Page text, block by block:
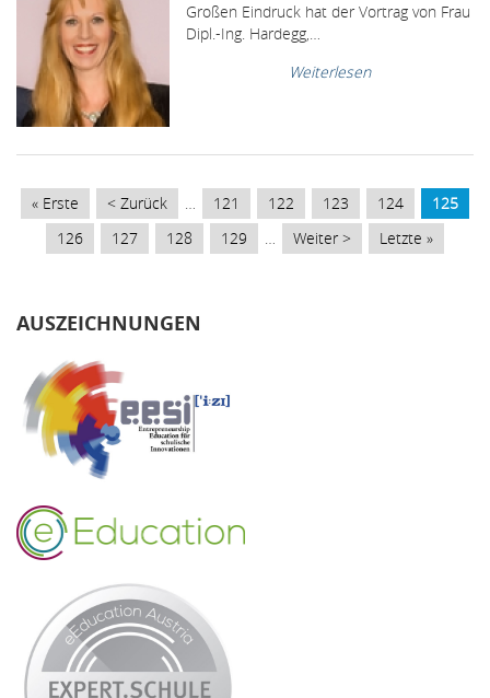
Großen Eindruck hat der Vortrag von Frau
Dipl.-Ing. Hardegg,…
Weiterlesen
SEITENNUMMERIERUNG
Erste
Seite
« Erste
Vorherige
Seite
< Zurück … Page
121 Page
122 Page
123 Page
124
Aktuelle
Seite
125
Page
126 Page
127 Page
128 Page
129 …
Nächste
Seite
Weiter >
Letzte
Seite
Letzte »
AUSZEICHNUNGEN